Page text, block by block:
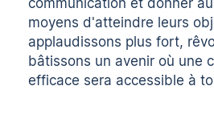
communication et donner
moyens d'atteindre leurs
applaudissons plus fort,
bâtissons un avenir où une
efficace sera accessible à